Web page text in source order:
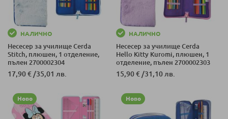
НАЛИЧНО
Несесер за училище Cerda
Stitch, плюшен, 1 отделение,
пълен 2700002304
17,90 € /35,01 лв.
НАЛИЧНО
Несесер за училище Cerda
Hello Kitty Kuromi, плюшен, 1
отделение, пълен 2700002303
15,90 € /31,10 лв.
Ново Ново